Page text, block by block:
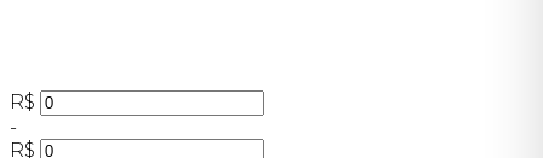
R$
-
R$